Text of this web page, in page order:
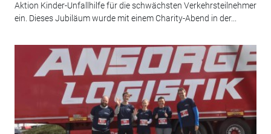
Aktion Kinder-Unfallhilfe für die schwächsten Verkehrsteilnehmer
ein. Dieses Jubiläum wurde mit einem Charity-Abend in der...